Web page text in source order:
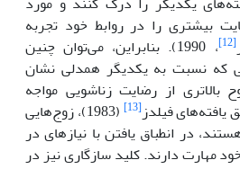
بیشتری را در روابط خود تجربه
[12]
، 1990). بنابراین، می‌توان چنین
که نسبت به یکدیگر همدلی نشان
بالاتری از رضایت زناشویی مواجه
یافته‌های فیلدز[13]
(1983)، زوج‌هایی
در انطباق یافتن با نیازهای در
مهارت دارند. کلید سازگاری نیز در